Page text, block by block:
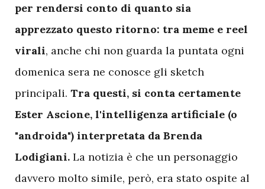
per rendersi conto di quanto sia
apprezzato questo ritorno: tra meme e reel
virali, anche chi non guarda la puntata ogni
domenica sera ne conosce gli sketch
principali. Tra questi, si conta certamente
Ester Ascione, l'intelligenza artificiale (o
"androida") interpretata da Brenda
Lodigiani. La notizia è che un personaggio
davvero molto simile, però, era stato ospite al